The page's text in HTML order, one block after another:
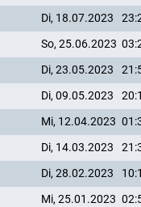
Di, 18.07.2023
So, 25.06.2023
Di, 23.05.2023
Di, 09.05.2023
Mi, 12.04.2023
Di, 14.03.2023
Di, 28.02.2023
Mi, 25.01.2023